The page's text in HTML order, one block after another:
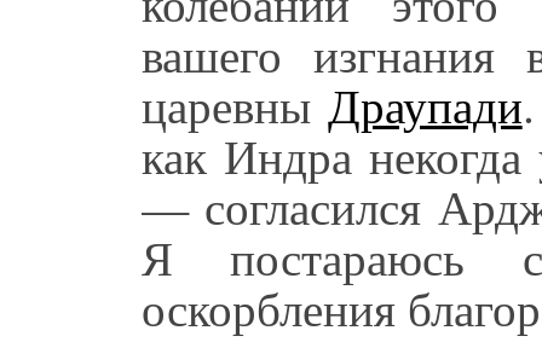
вашего
царевны Драупади
как Индра
— согласился
Я постараюсь
оскорбления